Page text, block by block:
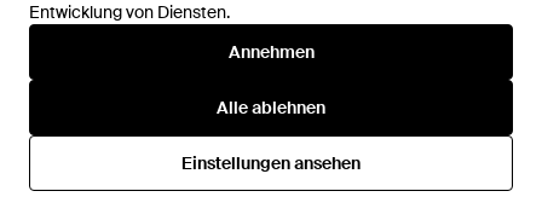
Entwicklung von Diensten.
Annehmen
Alle ablehnen
Einstellungen ansehen
Entwicklung von Diensten.
Annehmen
Alle ablehnen
Einstellungen ansehen
Under Armour
"Meridian" Ärmelloses
Oberteil Für Damen, Gerippt,
VonDress-For-Less
35 €
Under Armour
Motion Fitted Kurzarm-Oberteil
Für Damen Claret Ox Blood -
VonUnder Armour